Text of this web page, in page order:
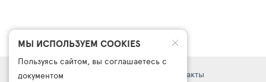
Правовая информация Контакты
МЫ ИСПОЛЬЗУЕМ COOKIES
Пользуясь сайтом, вы соглашаетесь с
документом